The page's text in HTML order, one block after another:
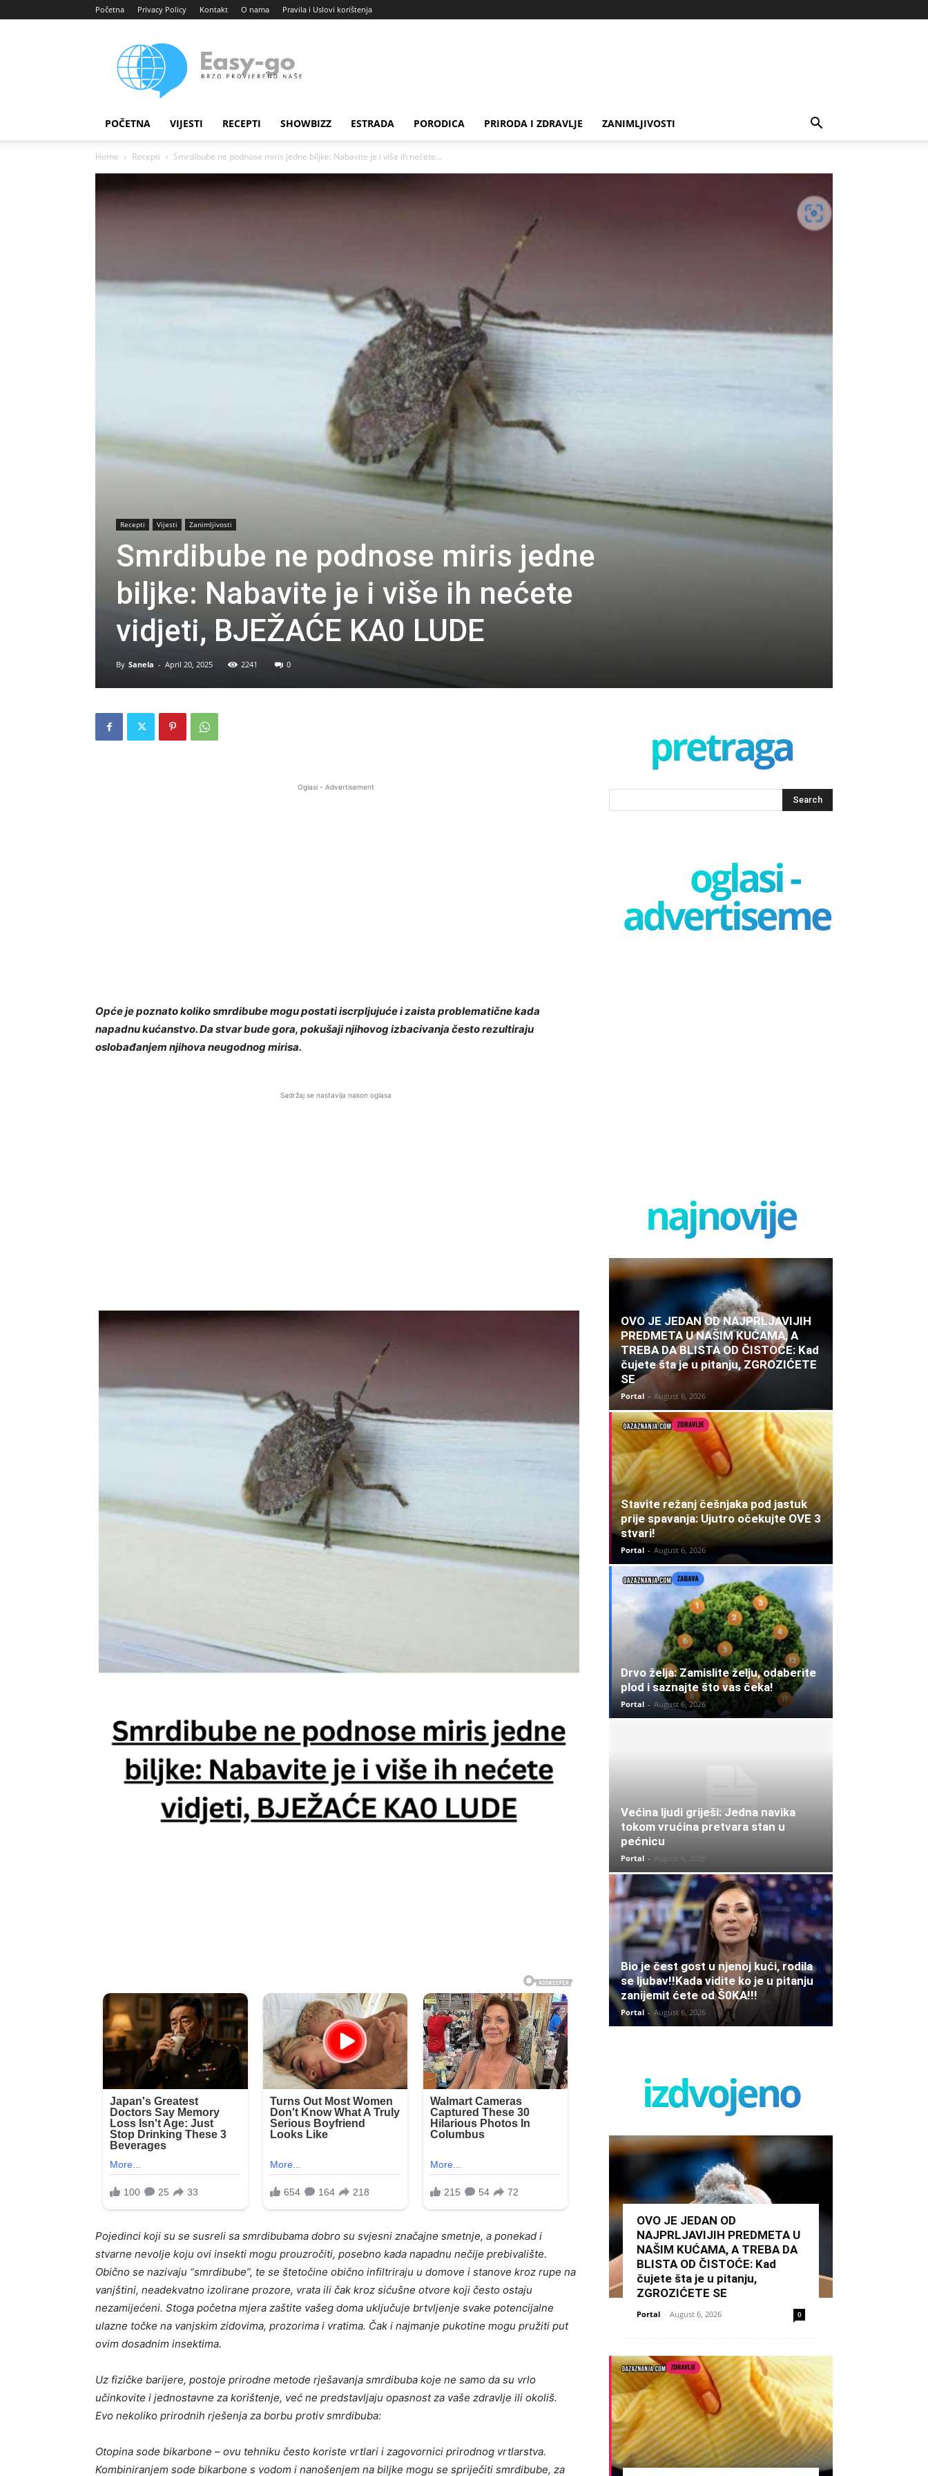
Početna Privacy Policy Kontakt O nama Pravila i Uslovi korištenja
portal
POČETNA VIJESTI RECEPTI SHOWBIZZ ESTRADA PORODICA PRIRODA I ZDRAVLJE ZANIMLJIVOSTI
Home Recepti Smrdibube ne podnose miris jedne biljke: Nabavite je i više ih nećete...
Recepti Vijesti Zanimljivosti
Smrdibube ne podnose miris jedne
biljke: Nabavite je i više ih nećete
vidjeti, BJEŽAĆE KA0 LUDE
By Sanela - April 20, 2025 2241 0
Oglasi - Advertisement
Opće je poznato koliko smrdibube mogu postati iscrpljujuće i zaista problematične kada
napadnu kućanstvo. Da stvar bude gora, pokušaji njihovog izbacivanja često rezultiraju
oslobađanjem njihova neugodnog mirisa.
Sadržaj se nastavlja nakon oglasa
Pojedinci koji su se susreli sa smrdibubama dobro su svjesni značajne smetnje, a ponekad i
stvarne nevolje koju ovi insekti mogu prouzročiti, posebno kada napadnu nečije prebivalište.
Obično se nazivaju “smrdibube”, te se štetočine obično infiltriraju u domove i stanove kroz rupe na
vanjštini, neadekvatno izolirane prozore, vrata ili čak kroz sićušne otvore koji često ostaju
nezamijećeni. Stoga početna mjera zaštite vašeg doma uključuje brtvljenje svake potencijalne
ulazne točke na vanjskim zidovima, prozorima i vratima. Čak i najmanje pukotine mogu pružiti put
ovim dosadnim insektima.
Uz fizičke barijere, postoje prirodne metode rješavanja smrdibuba koje ne samo da su vrlo
učinkovite i jednostavne za korištenje, već ne predstavljaju opasnost za vaše zdravlje ili okoliš.
Evo nekoliko prirodnih rješenja za borbu protiv smrdibuba:
Otopina sode bikarbone – ovu tehniku ​​često koriste vrtlari i zagovornici prirodnog vrtlarstva.
Kombiniranjem sode bikarbone s vodom i nanošenjem na biljke mogu se spriječiti smrdibube, za
pretraga
oglasi -
advertisement
najnovije
OVO JE JEDAN OD NAJPRLJAVIJIH
PREDMETA U NAŠIM KUĆAMA, A
TREBA DA BLISTA OD ČISTOĆE: Kad
čujete šta je u pitanju, ZGROZIĆETE
SE
Portal - August 6, 2026
Stavite režanj češnjaka pod jastuk
prije spavanja: Ujutro očekujte OVE 3
stvari!
Portal - August 6, 2026
Drvo želja: Zamislite želju, odaberite
plod i saznajte što vas čeka!
Portal - August 6, 2026
Većina ljudi griješi: Jedna navika
tokom vrućina pretvara stan u
pećnicu
Portal - August 6, 2026
Bio je čest gost u njenoj kući, rodila
se ljubav!!Kada vidite ko je u pitanju
zanijemit ćete od Š0KA!!!
Portal - August 6, 2026
izdvojeno
OVO JE JEDAN OD
NAJPRLJAVIJIH PREDMETA U
NAŠIM KUĆAMA, A TREBA DA
BLISTA OD ČISTOĆE: Kad
čujete šta je u pitanju,
ZGROZIĆETE SE
Portal - August 6, 2026 0